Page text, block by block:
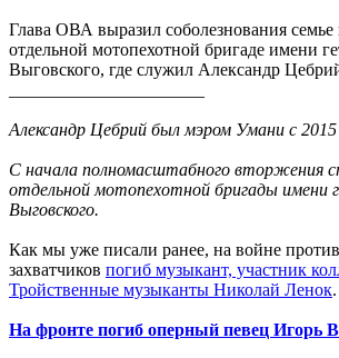
Глава ОВА выразил соболезнования семье
отдельной мотопехотной бригаде имени
Выговского, где служил Александр
Александр Цебрий был мэром Умани с 2015
С начала полномасштабного вторжения
отдельной мотопехотной бригады имени
Выговского.
Как мы уже писали ранее, на войне
захватчиков погиб музыкант, участник
Тройственные музыканты Николай Ленок.
На фронте погиб оперный певец Игорь